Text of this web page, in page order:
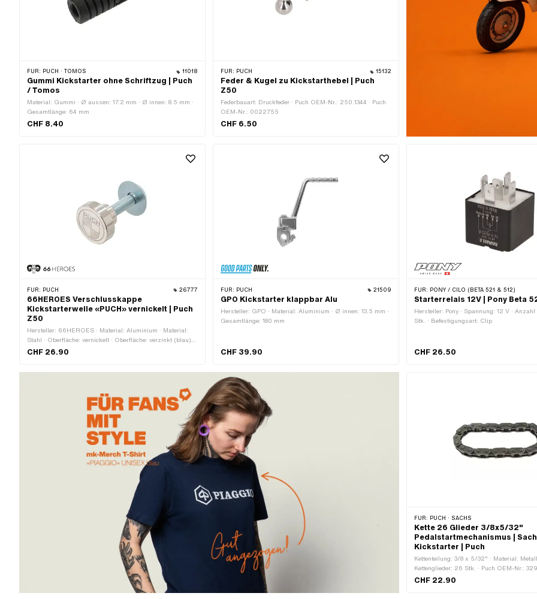
FÜR: PUCH · TOMOS 11018
Gummi Kickstarter ohne Schriftzug | Puch
/ Tomos
Material: Gummi · Ø aussen: 17.2 mm · Ø innen: 8.5 mm ·
Gesamtlänge: 64 mm
CHF 8.40
FÜR: PUCH 15132
Feder & Kugel zu Kickstarthebel | Puch
Z50
Federbauart: Druckfeder · Puch OEM-Nr.: 250.1344 · Puch
OEM-Nr.: 0022755
CHF 6.50
FÜR: PUCH 26777
66HEROES Verschlusskappe
Kickstarterwelle «PUCH» vernickelt | Puch
Z50
Hersteller: 66HEROES · Material: Aluminium · Material:
Stahl · Oberfläche: vernickelt · Oberfläche: verzinkt (blau) ·
Farbe: silber · Antrieb: Innensechskant · Schraubenkopf:
CHF 26.90
FÜR: PUCH 21509
GPO Kickstarter klappbar Alu
Hersteller: GPO · Material: Aluminium · Ø innen: 13.5 mm ·
Gesamtlänge: 180 mm
CHF 39.90
FÜR: PONY / CILO (BETA 521 & 512)
Starterrelais 12V | Pony Beta
Hersteller: Pony · Spannung: 12 V ·
Stk. · Befestigungsart: Clip
CHF 26.50
FÜR: PUCH · SACHS
Kette 26 Glieder 3/8x5/32"
Pedalstartmechanismus |
Kickstarter | Puch
Kettenteilung: 3/8 x 5/32" · Material:
Kettenglieder: 26 Stk. · Puch OEM-Nr.:
Sachs OEM-Nr.: 0297 006 000
CHF 22.90